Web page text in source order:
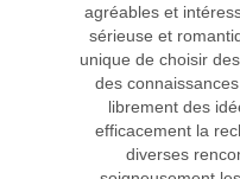
agréables et
sérieuse et
unique de choisir
des
librement des
efficacement la
diverses